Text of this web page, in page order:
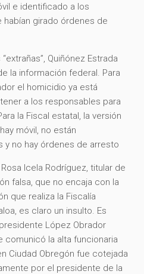
e identificado a los
girado órdenes de
Quiñónez Estrada
la información federal. Para
el homicidio ya está
a los responsables para
la Fiscal estatal, la versión
móvil, no están
y no hay órdenes de arresto
Icela Rodríguez, titular de
falsa, que no encaja con la
que realiza la Fiscalía
es claro un insulto. Es
López Obrador
comunicó la alta funcionaria
Ciudad Obregón fue cotejada
por el presidente de la